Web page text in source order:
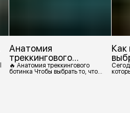
Анатомия
треккингового
ботинка
🔥 Анатомия треккингового
ботинка Чтобы выбрать то, что
Как